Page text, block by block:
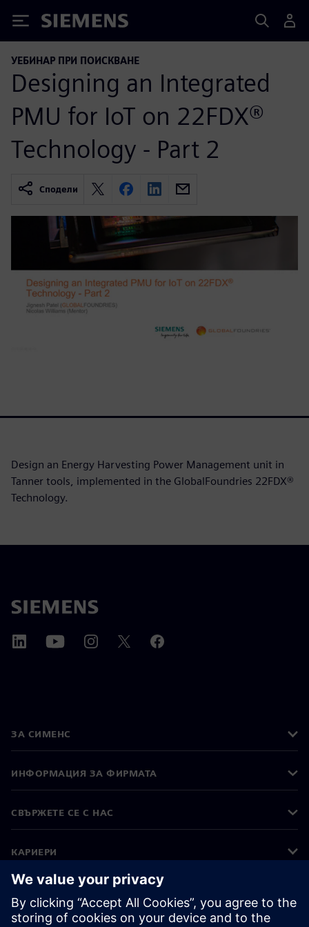
Siemens
УЕБИНАР ПРИ ПОИСКВАНЕ
Designing an Integrated
PMU for IoT on 22FDX®
Technology - Part 2
Сподели
Design an Energy Harvesting Power Management unit in
Tanner tools, implemented in the GlobalFoundries 22FDX®
Technology.
ЗА СИМЕНС
ИНФОРМАЦИЯ ЗА ФИРМАТА
СВЪРЖЕТЕ СЕ С НАС
КАРИЕРИ
©Siemens 2026